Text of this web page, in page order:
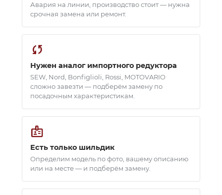
Авария на линии, производство стоит — нужна
срочная замена или ремонт.
sync
Нужен аналог импортного редуктора
SEW, Nord, Bonfiglioli, Rossi, MOTOVARIO
сложно завезти — подберём замену по
посадочным характеристикам.
badge
Есть только шильдик
Определим модель по фото, вашему описанию
или на месте — и подберём замену.